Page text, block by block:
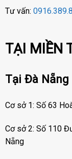
Tư vấn:
TẠI MIỀN
Tại Đà Nẵng
Cơ sở 1: Số 63
Cơ sở 2: Số 110
Nẵng